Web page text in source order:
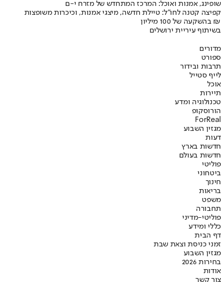
שופינג, אמנות ואוכל: המרכז המתחדש של מזרח י-ם
קפיצה קטנה לחו"ל: טיילת חדשה, מיצגי אמנות, וכיכרות משופצות
בהשקעה של 100 מיליון ₪
בשיתוף עיריית ירושלים
מדורים
ספורט
תרבות ובידור
לייף סטייל
אוכל
תיירות
טכנולוגיה ומדע
הורוסקופ
ForReal
מגזין השבוע
דעות
חדשות בארץ
חדשות בעולם
פוליטי
ביטחוני
חינוך
בריאות
משפט
תחבורה
פוליטי-מדיני
כללי ומידע
דף הבית
זמני כניסת וצאת שבת
מגזין השבוע
בחירות 2026
אודות
צור קשר